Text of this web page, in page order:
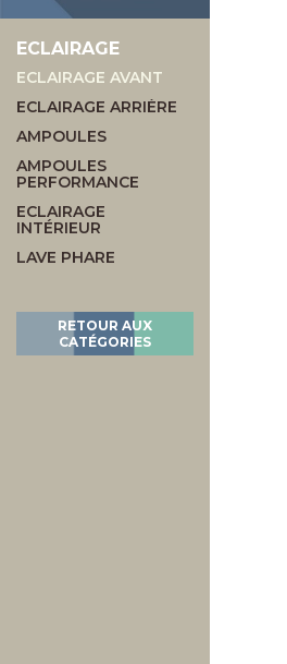
ECLAIRAGE
ECLAIRAGE AVANT
ECLAIRAGE ARRIÈRE
AMPOULES
AMPOULES
PERFORMANCE
ECLAIRAGE
INTÉRIEUR
LAVE PHARE
RETOUR AUX
CATÉGORIES